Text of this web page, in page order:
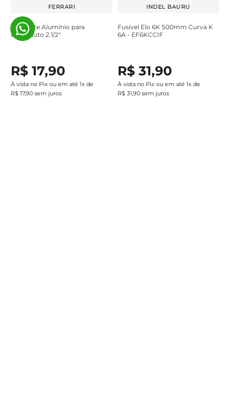
FERRARI
Capacete Alumínio para
Eletroduto 2.1/2"
R$ 17,90
À vista no Pix ou em até 1x de
R$ 17,90 sem juros
INDEL BAURU
Fusível Elo 6K 500mm Curva K
6A - EF6KCCIF
R$ 31,90
À vista no Pix ou em até 1x de
R$ 31,90 sem juros